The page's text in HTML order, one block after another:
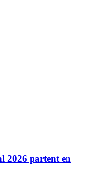
2026 partent en